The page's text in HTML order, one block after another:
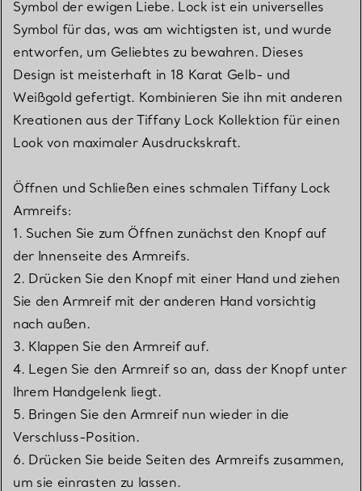
Symbol der ewigen Liebe. Lock ist ein universelles
Symbol für das, was am wichtigsten ist, und wurde
entworfen, um Geliebtes zu bewahren. Dieses
Design ist meisterhaft in 18 Karat Gelb- und
Weißgold gefertigt. Kombinieren Sie ihn mit anderen
Kreationen aus der Tiffany Lock Kollektion für einen
Look von maximaler Ausdruckskraft.
Öffnen und Schließen eines schmalen Tiffany Lock
Armreifs:
1. Suchen Sie zum Öffnen zunächst den Knopf auf
der Innenseite des Armreifs.
2. Drücken Sie den Knopf mit einer Hand und ziehen
Sie den Armreif mit der anderen Hand vorsichtig
nach außen.
3. Klappen Sie den Armreif auf.
4. Legen Sie den Armreif so an, dass der Knopf unter
Ihrem Handgelenk liegt.
5. Bringen Sie den Armreif nun wieder in die
Verschluss-Position.
6. Drücken Sie beide Seiten des Armreifs zusammen,
um sie einrasten zu lassen.